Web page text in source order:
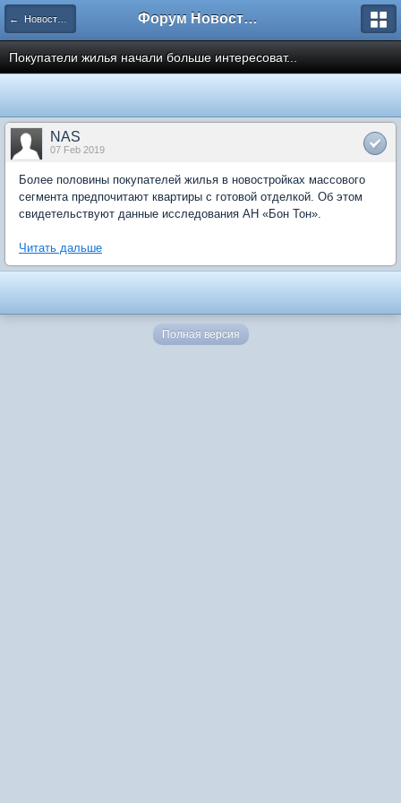
← Новости рынка недвижимости Форум Новостройки
Покупатели жилья начали больше интересоват...
NAS
07 Feb 2019
Более половины покупателей жилья в новостройках массового
сегмента предпочитают квартиры с готовой отделкой. Об этом
свидетельствуют данные исследования АН «Бон Тон».
Читать дальше
Полная версия